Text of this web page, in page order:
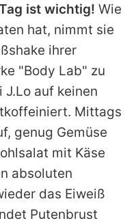
ist wichtig! Wie
hat, nimmt sie
ihrer
"Body Lab" zu
auf keinen
Mittags
genug Gemüse
mit Käse
absoluten
das Eiweiß
Putenbrust